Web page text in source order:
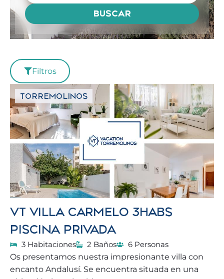
BUSCAR
Filtros
TORREMOLINOS
VT VILLA CARMELO 3HABS
PISCINA PRIVADA
3 Habitaciones 2 Baños
6 Personas
Os presentamos nuestra impresionante villa con
encanto Andalusí. Se encuentra situada en una